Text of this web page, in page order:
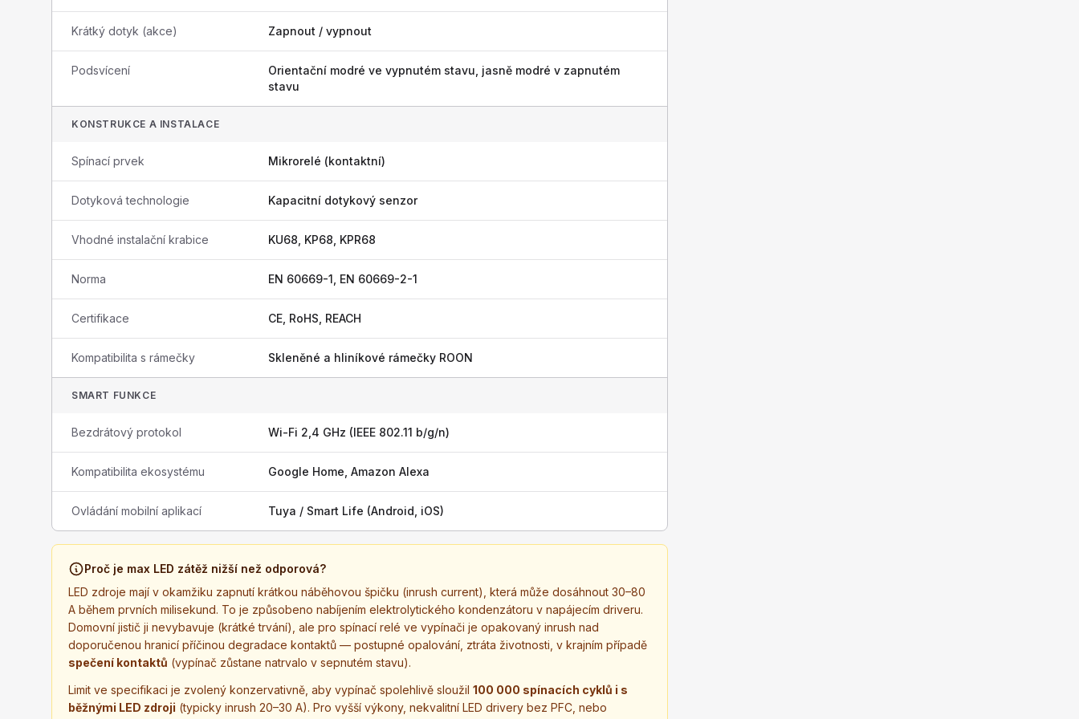
Krátký dotyk (akce) Zapnout / vypnout
Podsvícení
Orientační modré ve vypnutém stavu, jasně modré v zapnutém
stavu
KONSTRUKCE A INSTALACE
Spínací prvek Mikrorelé (kontaktní)
Dotyková technologie Kapacitní dotykový senzor
Vhodné instalační krabice KU68, KP68, KPR68
Norma EN 60669-1, EN 60669-2-1
Certifikace CE, RoHS, REACH
Kompatibilita s rámečky Skleněné a hliníkové rámečky ROON
SMART FUNKCE
Bezdrátový protokol Wi-Fi 2,4 GHz (IEEE 802.11 b/g/n)
Kompatibilita ekosystému Google Home, Amazon Alexa
Ovládání mobilní aplikací Tuya / Smart Life (Android, iOS)
Proč je max LED zátěž nižší než odporová?
LED zdroje mají v okamžiku zapnutí krátkou náběhovou špičku (inrush current), která může dosáhnout 30–80
A během prvních milisekund. To je způsobeno nabíjením elektrolytického kondenzátoru v napájecím driveru.
Domovní jistič ji nevybavuje (krátké trvání), ale pro spínací relé ve vypínači je opakovaný inrush nad
doporučenou hranicí příčinou degradace kontaktů — postupné opalování, ztráta životnosti, v krajním případě
spečení kontaktů (vypínač zůstane natrvalo v sepnutém stavu).
Limit ve specifikaci je zvolený konzervativně, aby vypínač spolehlivě sloužil 100 000 spínacích cyklů i s
běžnými LED zdroji (typicky inrush 20–30 A). Pro vyšší výkony, nekvalitní LED drivery bez PFC, nebo